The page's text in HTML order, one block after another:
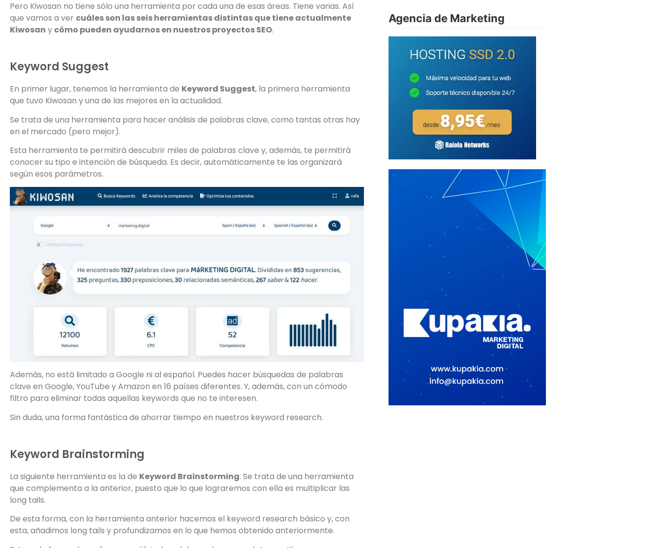
Pero Kiwosan no tiene sólo una herramienta por cada una de esas áreas. Tiene varias. Así
que vamos a ver cuáles son las seis herramientas distintas que tiene actualmente
Kiwosan y cómo pueden ayudarnos en nuestros proyectos SEO.
Keyword Suggest
En primer lugar, tenemos la herramienta de Keyword Suggest, la primera herramienta
que tuvo Kiwosan y una de las mejores en la actualidad.
Se trata de una herramienta para hacer análisis de palabras clave, como tantas otras hay
en el mercado (pero mejor).
Esta herramienta te permitirá descubrir miles de palabras clave y, además, te permitirá
conocer su tipo e intención de búsqueda. Es decir, automáticamente te las organizará
según esos parámetros.
Además, no está limitado a Google ni al español. Puedes hacer búsquedas de palabras
clave en Google, YouTube y Amazon en 16 países diferentes. Y, además, con un cómodo
filtro para eliminar todas aquellas keywords que no te interesen.
Sin duda, una forma fantástica de ahorrar tiempo en nuestros keyword research.
Keyword Brainstorming
La siguiente herramienta es la de Keyword Brainstorming. Se trata de una herramienta
que complementa a la anterior, puesto que lo que lograremos con ella es multiplicar las
long tails.
De esta forma, con la herramienta anterior hacemos el keyword research básico y, con
esta, añadimos long tails y profundizamos en lo que hemos obtenido anteriormente.
Agencia de Marketing